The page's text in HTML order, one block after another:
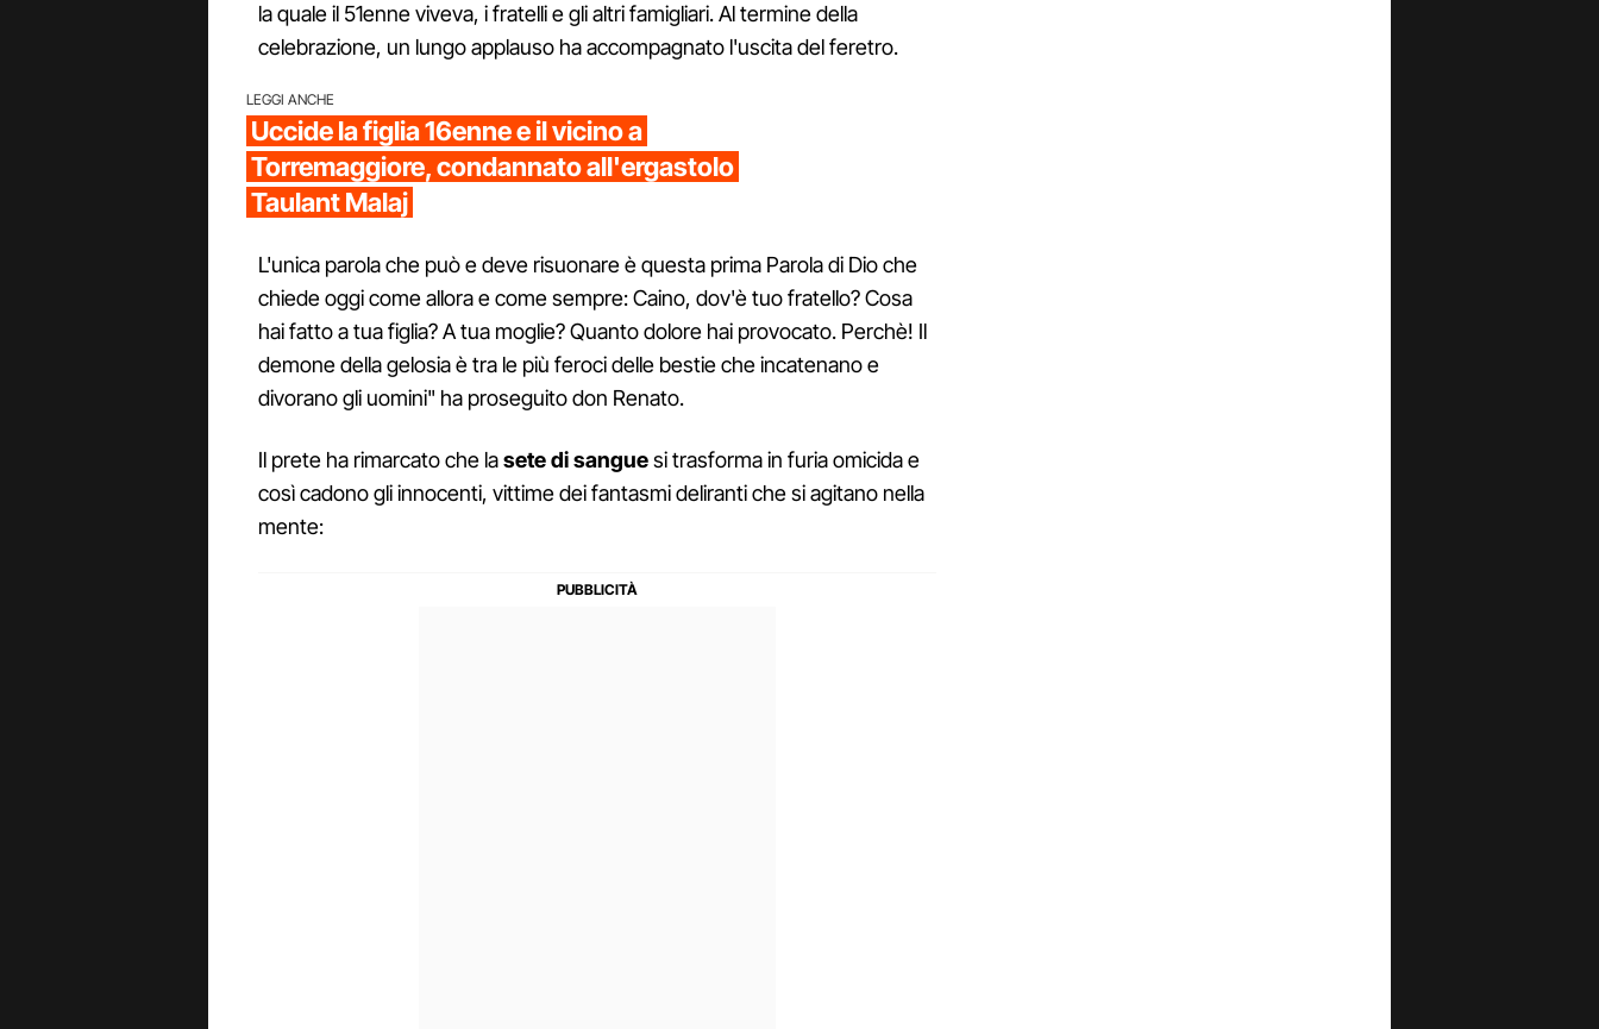
la quale il 51enne viveva, i fratelli e gli altri famigliari. Al termine della
celebrazione, un lungo applauso ha accompagnato l'uscita del feretro.
LEGGI ANCHE
Uccide la figlia 16enne e il vicino a
Torremaggiore, condannato all'ergastolo
Taulant Malaj
L'unica parola che può e deve risuonare è questa prima Parola di Dio che
chiede oggi come allora e come sempre: Caino, dov'è tuo fratello? Cosa
hai fatto a tua figlia? A tua moglie? Quanto dolore hai provocato. Perchè! Il
demone della gelosia è tra le più feroci delle bestie che incatenano e
divorano gli uomini" ha proseguito don Renato.
Il prete ha rimarcato che lasete di sanguesi trasforma in furia omicida e
così cadono gli innocenti, vittime dei fantasmi deliranti che si agitano nella
mente: